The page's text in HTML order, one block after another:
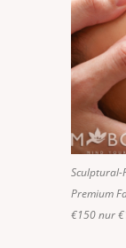
Sculptural-
Premium
€150 nur